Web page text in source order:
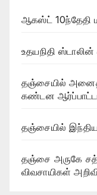
ஆகஸ்ட் 10ந்தேதி
உதயநிதி ஸ்டாலின்
தஞ்சையில்
கண்டன
தஞ்சையில்
தஞ்சை அருகே
விவசாயிகள்